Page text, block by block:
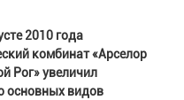
2010 года
комбинат «Арселор
Рог» увеличил
основных видов